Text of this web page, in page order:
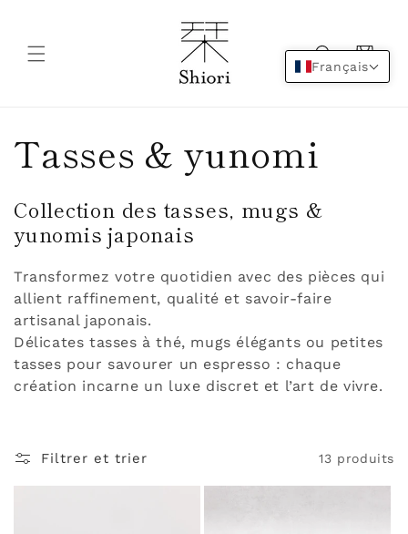
contenu
Panier
C
o
l
l
e
c
i
o
Tasses & yunomi
Collection des tasses, mugs &
yunomis japonais
Transformez votre quotidien avec des pièces qui
allient raffinement, qualité et savoir-faire
artisanal japonais.
Délicates tasses à thé, mugs élégants ou petites
tasses pour savourer un espresso : chaque
création incarne un luxe discret et l’art de vivre.
Filtrer et trier 13 produits
Français